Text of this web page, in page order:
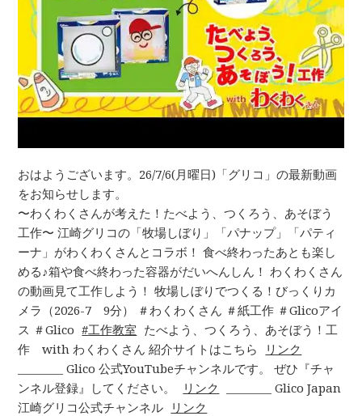
おはようございます。26/7/6(月曜日)「グリコ」の最新動画
をお知らせします。
〜わくわくさんが考えた！たべよう、つくろう、あそぼう
工作〜 江崎グリコの「牧場しぼり」「パナップ」「パティ
ーナ」がわくわくさんとコラボ！ 食べ終わったあとも楽し
める♪箱や食べ終わった容器がだいへんしん！ わくわくさん
の動画見て工作しよう！ 牧場しぼりでつくる！びっくりカ
メラ（2026-7 9分） ＃わくわくさん ＃紙工作 ＃Glicoアイ
ス ＃Glico
工作教室 たべよう、つくろう、あそぼう！工
作 with わくわくさん 紹介サイトはこちら
リンク
________ Glico 公式YouTubeチャンネルです。 ぜひ『チャ
ンネル登録』してください。
リンク
________ Glico Japan
江崎グリコ公式チャンネル リンク